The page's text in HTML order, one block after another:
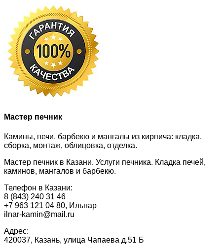
Мастер печник
Камины, печи, барбекю и мангалы из кирпича: кладка,
сборка, монтаж, облицовка, отделка.
Мастер печник в Казани. Услуги печника. Кладка печей,
каминов, мангалов и барбекю.
Телефон в Казани:
8 (843) 240 31 46
+7 963 121 04 80, Ильнар
ilnar-kamin@mail.ru
Адрес:
420037, Казань, улица Чапаева д.51 Б